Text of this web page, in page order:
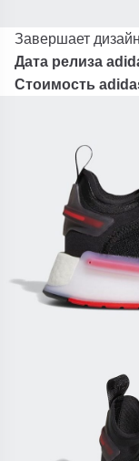
Завершает
Дата релиза
Стоимость